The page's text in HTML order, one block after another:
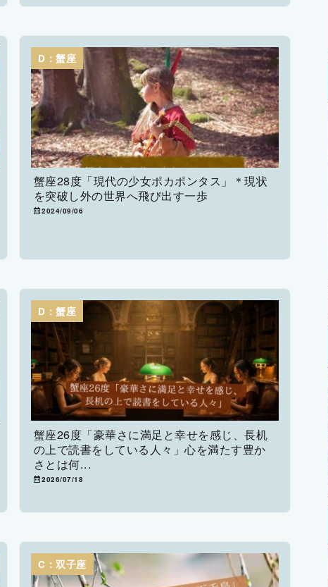
D：蟹座
蟹座28度「現代の少女ポカポンタス」＊現状
を突破し外の世界へ飛び出す一歩
2024/09/06
D：蟹座
蟹座26度「豪華さに満足と幸せを感じ、長机
の上で読書をしている人々」心を満たす豊か
さとは何...
2026/07/18
C：双子座